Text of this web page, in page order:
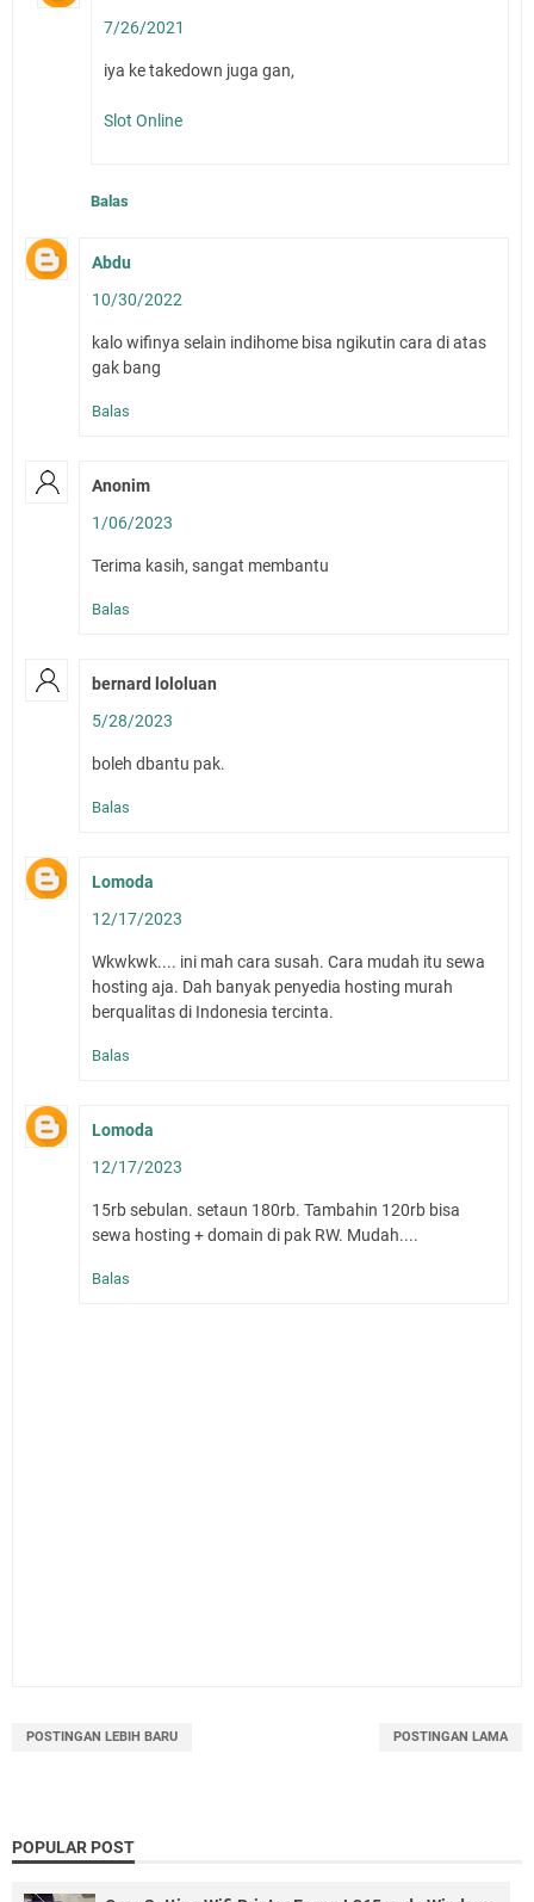
7/26/2021
iya ke takedown juga gan,
Slot Online
Balas
Abdu
10/30/2022
kalo wifinya selain indihome bisa ngikutin cara di atas
gak bang
Balas
Anonim
1/06/2023
Terima kasih, sangat membantu
Balas
bernard lololuan
5/28/2023
boleh dbantu pak.
Balas
Lomoda
12/17/2023
Wkwkwk.... ini mah cara susah. Cara mudah itu sewa
hosting aja. Dah banyak penyedia hosting murah
berqualitas di Indonesia tercinta.
Balas
Lomoda
12/17/2023
15rb sebulan. setaun 180rb. Tambahin 120rb bisa
sewa hosting + domain di pak RW. Mudah....
Balas
POSTINGAN LEBIH BARU POSTINGAN LAMA
POPULAR POST